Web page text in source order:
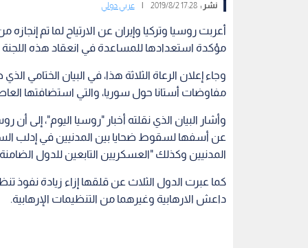
نشر :17:28 2019/8/2 عربي دولي
أعربت روسيا وتركيا وإيران عن الارتياح لما تم
مؤكدة استعدادها للمساعدة في انعقاد هذه
مفاوضات أستانا حول سوريا، والتي استضافتها
وأشار البيان الذي نقلته أخبار "روسيا اليوم"، إلى أن
عن أسفها لسقوط ضحايا بين المدنيين في إدلب
المدنيين وكذلك "العسكريين التابعين للدول
كما عبرت الدول الثلاث عن قلقها إزاء زيادة نفوذ
داعش الارهابية وغيرهما من التنظيمات الإرهابية.